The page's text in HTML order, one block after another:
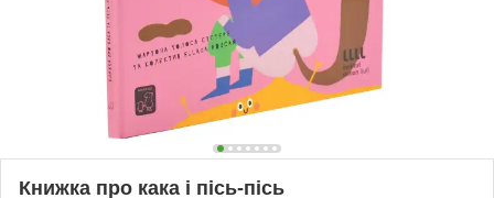
Книжка про кака і пісь-пісь